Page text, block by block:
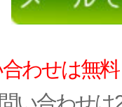
わせは無
い合わせ